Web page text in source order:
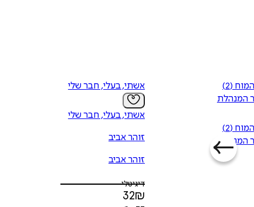
חבורת כוח המוח (2)
המנהלת
חבורת כוח המוח (2)
המנהלת
אשתי, בעלי, חבר שלי
אשתי, בעלי, חבר שלי
זוהר אביב
זוהר אביב
דיגיטלי
32₪